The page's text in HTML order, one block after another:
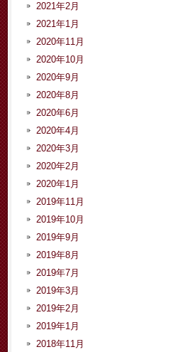
2021年2月
2021年1月
2020年11月
2020年10月
2020年9月
2020年8月
2020年6月
2020年4月
2020年3月
2020年2月
2020年1月
2019年11月
2019年10月
2019年9月
2019年8月
2019年7月
2019年3月
2019年2月
2019年1月
2018年11月